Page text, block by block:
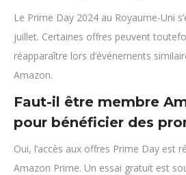
Le Prime Day 2024 au Royaume-Uni
juillet. Certaines offres peuvent
réapparaître lors d’événements
Amazon.
Faut-il être membre
pour bénéficier des
Oui, l’accès aux offres Prime Day est
Amazon Prime. Un essai gratuit est